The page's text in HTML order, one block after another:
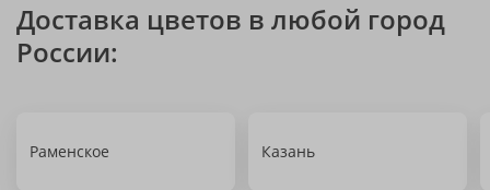
Доставка цветов в любой город
России:
Раменское Казань